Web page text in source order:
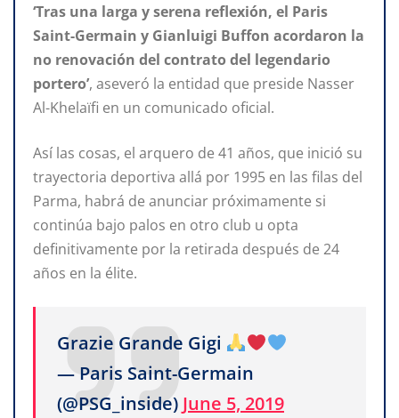
‘Tras una larga y serena reflexión, el Paris
Saint-Germain y Gianluigi Buffon acordaron la
no renovación del contrato del legendario
portero’, aseveró la entidad que preside Nasser
Al-Khelaïfi en un comunicado oficial.
Así las cosas, el arquero de 41 años, que inició su
trayectoria deportiva allá por 1995 en las filas del
Parma, habrá de anunciar próximamente si
continúa bajo palos en otro club u opta
definitivamente por la retirada después de 24
años en la élite.
Grazie Grande Gigi
— Paris Saint-Germain
(@PSG_inside) June 5, 2019